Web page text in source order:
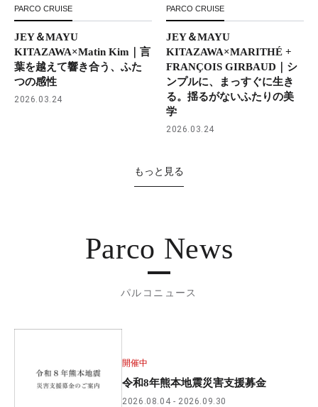
PARCO CRUISE
JEY＆MAYU
KITAZAWA×Matin Kim｜言
葉を越えて響き合う、ふた
つの感性
2026.03.24
PARCO CRUISE
JEY＆MAYU
KITAZAWA×MARITHÉ +
FRANÇOIS GIRBAUD｜シ
ンプルに、まっすぐに生き
る。揺るがないふたりの美
学
2026.03.24
もっと見る
Parco News
パルコニュース
開催中
令和8年熊本地震災害支援募金
2026.08.04 2026.09.30